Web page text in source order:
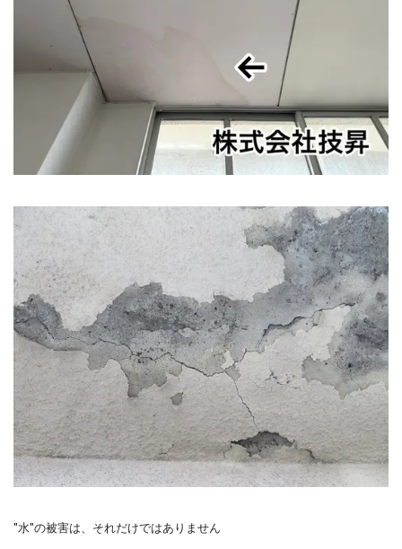
"水"の被害は、それだけではありません